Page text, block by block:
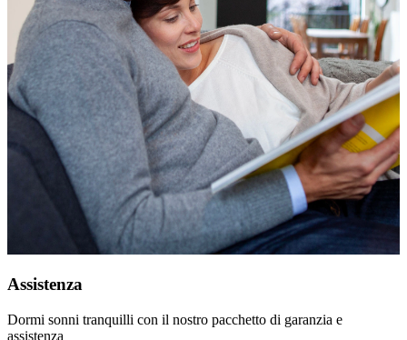
Assistenza
Dormi sonni tranquilli con il nostro pacchetto di garanzia e
assistenza